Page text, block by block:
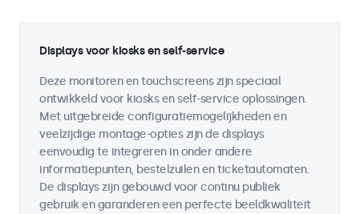
Displays voor kiosks en self-service
Deze monitoren en touchscreens zijn speciaal
ontwikkeld voor kiosks en self-service oplossingen.
Met uitgebreide configuratiemogelijkheden en
veelzijdige montage-opties zijn de displays
eenvoudig te integreren in onder andere
informatiepunten, bestelzuilen en ticketautomaten.
De displays zijn gebouwd voor continu publiek
gebruik en garanderen een perfecte beeldkwaliteit